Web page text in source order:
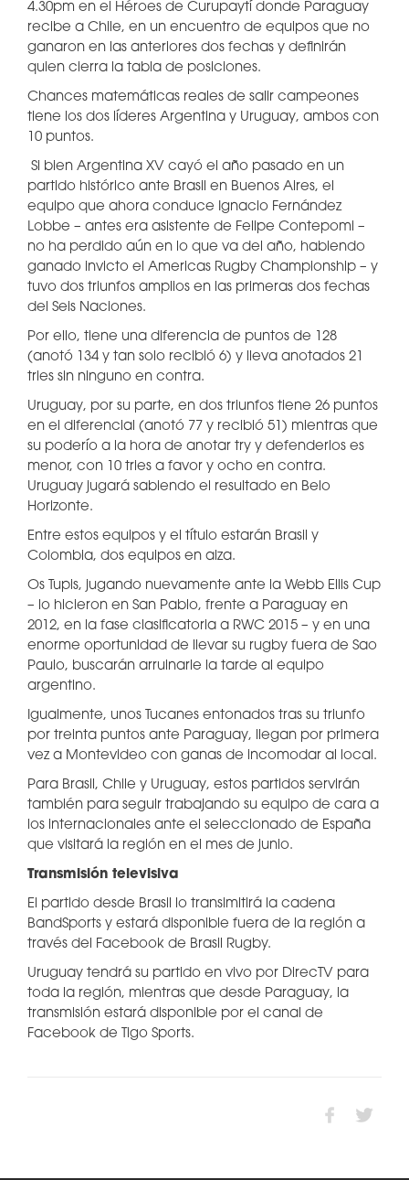
4.30pm en el Héroes de Curupaytí donde Paraguay
recibe a Chile, en un encuentro de equipos que no
ganaron en las anteriores dos fechas y definirán
quien cierra la tabla de posiciones.
Chances matemáticas reales de salir campeones
tiene los dos líderes Argentina y Uruguay, ambos con
10 puntos.
Si bien Argentina XV cayó el año pasado en un
partido histórico ante Brasil en Buenos Aires, el
equipo que ahora conduce Ignacio Fernández
Lobbe – antes era asistente de Felipe Contepomi –
no ha perdido aún en lo que va del año, habiendo
ganado invicto el Americas Rugby Championship – y
tuvo dos triunfos amplios en las primeras dos fechas
del Seis Naciones.
Por ello, tiene una diferencia de puntos de 128
(anotó 134 y tan solo recibió 6) y lleva anotados 21
tries sin ninguno en contra.
Uruguay, por su parte, en dos triunfos tiene 26 puntos
en el diferencial (anotó 77 y recibió 51) mientras que
su poderío a la hora de anotar try y defenderlos es
menor, con 10 tries a favor y ocho en contra.
Uruguay jugará sabiendo el resultado en Belo
Horizonte.
Entre estos equipos y el título estarán Brasil y
Colombia, dos equipos en alza.
Os Tupis, jugando nuevamente ante la Webb Ellis Cup
– lo hicieron en San Pablo, frente a Paraguay en
2012, en la fase clasificatoria a RWC 2015 – y en una
enorme oportunidad de llevar su rugby fuera de Sao
Paulo, buscarán arruinarle la tarde al equipo
argentino.
Igualmente, unos Tucanes entonados tras su triunfo
por treinta puntos ante Paraguay, llegan por primera
vez a Montevideo con ganas de incomodar al local.
Para Brasil, Chile y Uruguay, estos partidos servirán
también para seguir trabajando su equipo de cara a
los internacionales ante el seleccionado de España
que visitará la región en el mes de junio.
Transmisión televisiva
El partido desde Brasil lo transimitirá la cadena
BandSports y estará disponible fuera de la región a
través del Facebook de Brasil Rugby.
Uruguay tendrá su partido en vivo por DirecTV para
toda la región, mientras que desde Paraguay, la
transmisión estará disponible por el canal de
Facebook de Tigo Sports.